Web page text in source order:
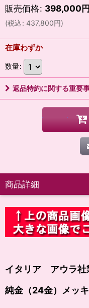
販売価格: 398,000円
(税込: 437,800円)
在庫わずか
数量:
返品特約に関する重要
商品詳細
イタリア アウラ社
純金（24金）メッキ